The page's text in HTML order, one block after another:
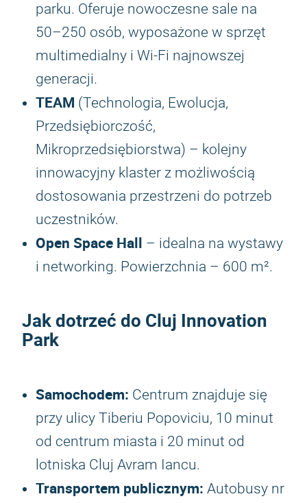
parku. Oferuje nowoczesne sale na
50–250 osób, wyposażone w sprzęt
multimedialny i Wi-Fi najnowszej
generacji.
TEAM (Technologia, Ewolucja,
Przedsiębiorczość,
Mikroprzedsiębiorstwa) – kolejny
innowacyjny klaster z możliwością
dostosowania przestrzeni do potrzeb
uczestników.
Open Space Hall – idealna na wystawy
i networking. Powierzchnia – 600 m².
Jak dotrzeć do Cluj Innovation
Park
Samochodem: Centrum znajduje się
przy ulicy Tiberiu Popoviciu, 10 minut
od centrum miasta i 20 minut od
lotniska Cluj Avram Iancu.
Transportem publicznym: Autobusy nr